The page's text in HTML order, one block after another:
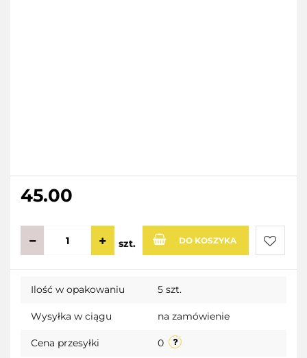
45.00
szt. DO KOSZYKA
Do
Ilość w opakowaniu 5 szt.
Wysyłka w ciągu na zamówienie
Cena przesyłki 0